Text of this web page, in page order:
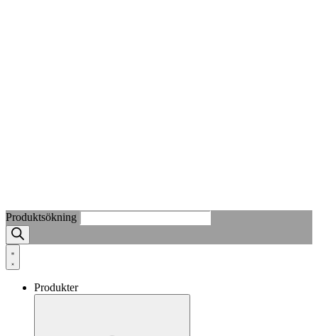
Produktsökning
Produkter